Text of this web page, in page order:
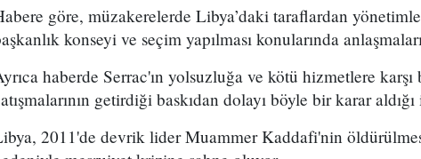
göre, müzakerelerde Libya’daki taraflardan
konseyi ve seçim yapılması konularında
haberde Serrac'ın yolsuzluğa ve kötü hizmetlere
getirdiği baskıdan dolayı böyle bir karar
2011'de devrik lider Muammer Kaddafi'nin